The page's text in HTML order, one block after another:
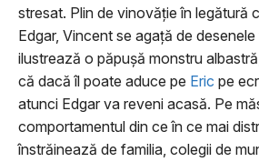
stresat. Plin de vinovăție în legătură
Edgar, Vincent se agață de
ilustrează o păpușă monstru
că dacă îl poate aduce pe Eric pe
atunci Edgar va reveni acasă. Pe
comportamentul din ce în ce mai
înstrăinează de familia, colegii de